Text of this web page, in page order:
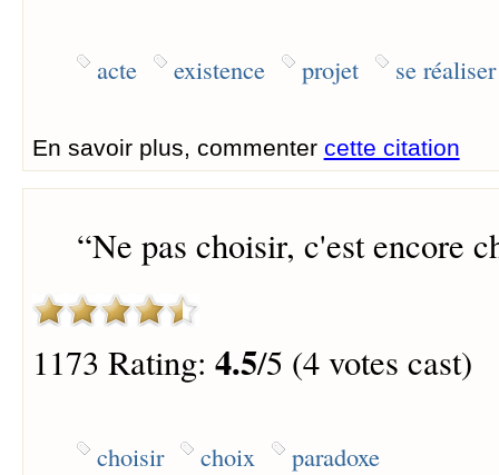
acte existence projet se réaliser
En savoir plus, commenter cette citation
“Ne pas choisir, c'est encore
1173 Rating: 4.5/5 (4 votes cast)
choisir choix paradoxe